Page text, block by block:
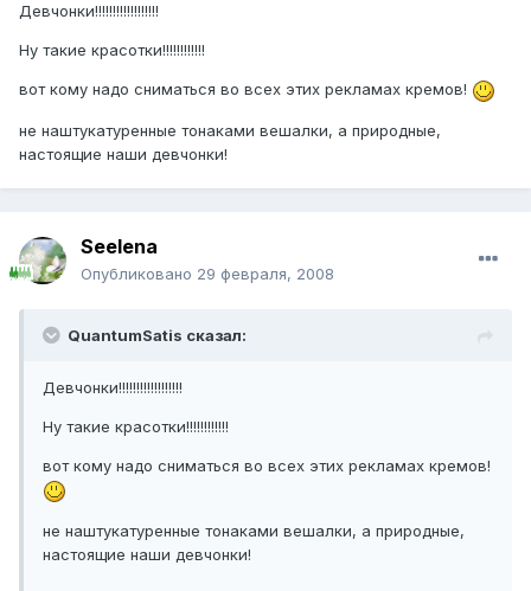
Девчонки!!!!!!!!!!!!!!!!!!
Ну такие красотки!!!!!!!!!!!!
вот кому надо сниматься во всех этих рекламах кремов!
не наштукатуренные тонаками вешалки, а природные,
настоящие наши девчонки!
Seelena
Опубликовано 29 февраля, 2008
QuantumSatis сказал:
Девчонки!!!!!!!!!!!!!!!!!!
Ну такие красотки!!!!!!!!!!!!
вот кому надо сниматься во всех этих рекламах кремов!
не наштукатуренные тонаками вешалки, а природные,
настоящие наши девчонки!